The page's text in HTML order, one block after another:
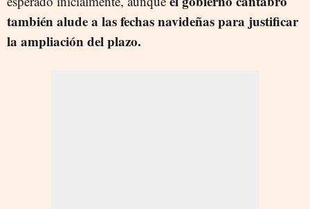
también alude a las fechas navideñas para justificar
la ampliación del plazo.